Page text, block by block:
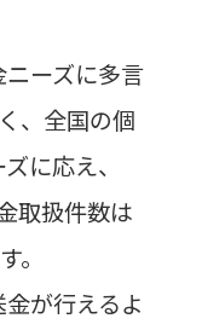
ーズに多言
、全国の個
に応え、
取扱件数は
。
が行えるよ